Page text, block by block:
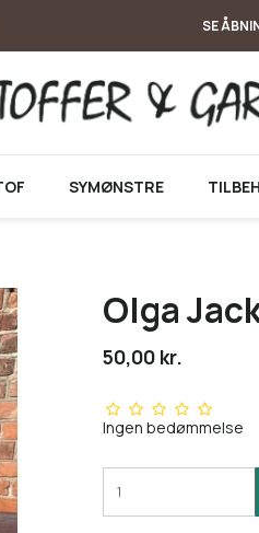
SE
SYMØNSTRE
Olga
50,00 kr.
Ingen bedømmelse